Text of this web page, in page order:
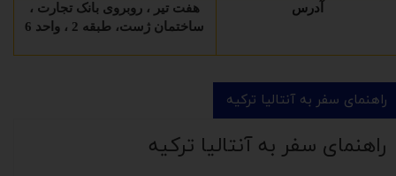
آدرس
هفت تیر ، روبروی بانک تجارت ،
ساختمان ژست، طبقه 2 ، واحد 6
راهنمای سفر به آنتالیا ترکیه
راهنمای سفر به آنتالیا ترکیه